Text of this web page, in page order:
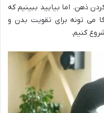
ذهن. اما بیایید ببینیم که
می تونه برای تقویت بدن و
کنیم.